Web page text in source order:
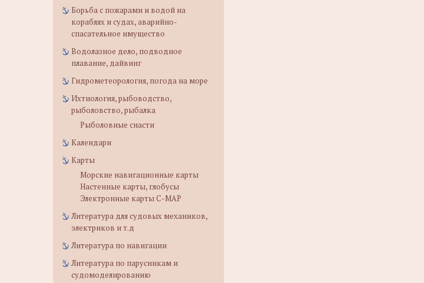
Борьба с пожарами и водой на
кораблях и судах, аварийно-
спасательное имущество
Водолазное дело, подводное
плавание, дайвинг
Гидрометеорология, погода на море
Ихтиология, рыбоводство,
рыболовство, рыбалка
Рыболовные снасти
Календари
Карты
Морские навигационные карты
Настенные карты, глобусы
Электронные карты C-MAP
Литература для судовых механиков,
электриков и т.д
Литература по навигации
Литература по парусникам и
судомоделированию